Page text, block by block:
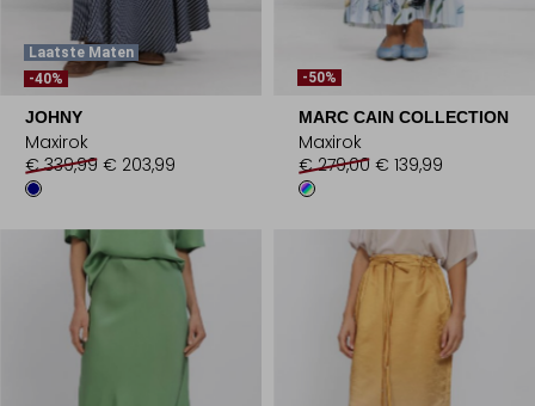
Laatste Maten
-40%
JOHNY
Maxirok
€ 339,99 € 203,99
-50%
MARC CAIN COLLECTION
Maxirok
€ 279,00 € 139,99